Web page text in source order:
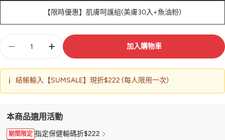
【限時優惠】肌膚呵護組(美膚30入+魚油粉)
量
加入購物車
ℹ️ 結帳輸入【SUMSALE】現折$222 (每人限用一次)
本商品適用活動
期間限定 指定保健輸碼折$222